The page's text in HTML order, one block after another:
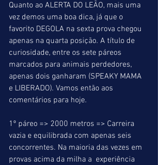
Quanto ao ALERTA DO LEÃO, mais uma
vez demos uma boa dica, já que o
favorito DEGOLA na sexta prova chegou
apenas na quarta posição. A título de
curiosidade, entre os sete páreos
marcados para animais perdedores,
apenas dois ganharam (SPEAKY MAMA
e LIBERADO). Vamos então aos
comentários para hoje.
1º páreo => 2000 metros => Carreira
vazia e equilibrada com apenas seis
concorrentes. Na maioria das vezes em
provas acima da milha a  experiência